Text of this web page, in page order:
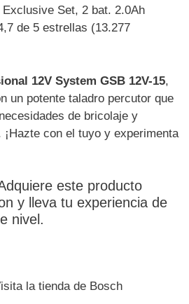
Exclusive Set, 2 bat. 2.0Ah
de 5 estrellas (13.277
12V System GSB 12V-15,
un potente taladro percutor que
de bricolaje y
con el tuyo y experimenta
este producto
y lleva tu experiencia de
nivel.
la tienda de Bosch